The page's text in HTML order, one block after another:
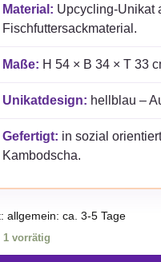
Material: Upcycling-Unikat
Fischfuttersackmaterial.
Maße: H 54 × B 34 × T 33
Unikatdesign: hellblau –
Gefertigt: in sozial
Kambodscha.
allgemein: ca. 3-5 Tage
1 vorrätig